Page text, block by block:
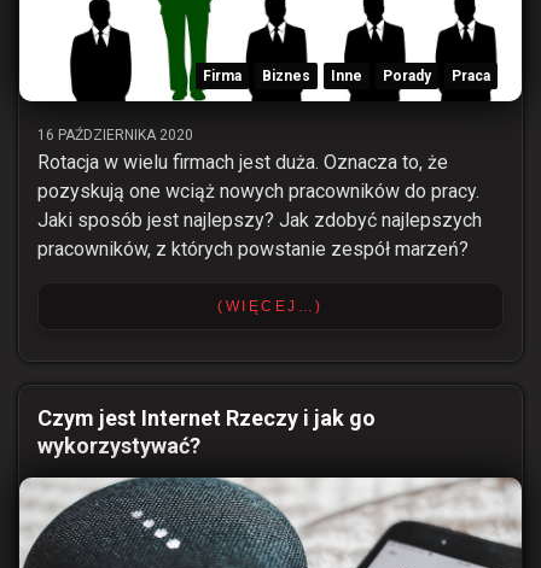
Firma Biznes Inne Porady Praca
16 PAŹDZIERNIKA 2020
Rotacja w wielu firmach jest duża. Oznacza to, że
pozyskują one wciąż nowych pracowników do pracy.
Jaki sposób jest najlepszy? Jak zdobyć najlepszych
pracowników, z których powstanie zespół marzeń?
(WIĘCEJ…)
Czym jest Internet Rzeczy i jak go
wykorzystywać?